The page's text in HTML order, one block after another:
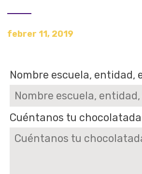
febrer 11, 2019
Nombre escuela, entidad,
Cuéntanos tu chocolatada